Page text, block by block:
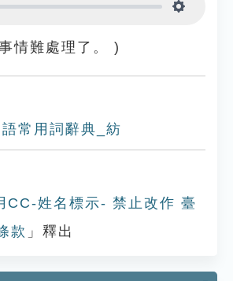
情難處理了。 )
常用詞辭典_紡
CC-姓名標示- 禁止改作 臺
款 」釋出